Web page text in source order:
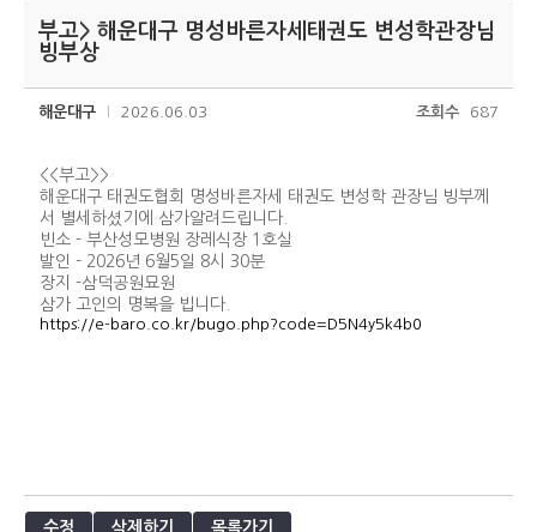
부고> 해운대구 명성바른자세태권도 변성학관장님
빙부상
해운대구 2026.06.03 조회수 687
<<부고>>
해운대구 태권도협회
명성바른자세 태권도 변성학 관장님 빙부께
서 별세하셨기에 삼가알려드립니다.
빈소 - 부산성모병원 장레식장 1호실
발인 - 2026년 6월5일 8시 30분
장지 -삼덕공원묘원
삼가 고인의 명복을 빕니다.
https://e-baro.co.kr/bugo.php?code=D5N4y5k4b0
수정 삭제하기 목록가기